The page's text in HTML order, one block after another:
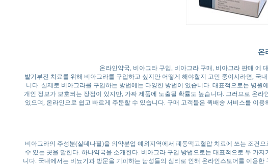
온
온라인약국, 비아그라 구입, 비아그라 구매, 비아그라 판매 에
발기부전 치료를 위해 비아그라를 구입하고 싶지만 어떻게 해야할지 고민 중이시라면,
니다. 실제로 비아그라를 구입하는 방법에는 다양한 방법이 있습니다. 대표적으로는 병
개인 정보가 보호되는 장점이 있지만, 가짜 제품에 노출될 확률도 높습니다. 그러므로 온
있으며, 온라인으로 쉽고 빠르게 주문할 수 있습니다. 구매 고객들은 퀵배송 서비스를 이
비아그라의 주성분(실데나필)을 의약분업 예외지역에서 폐동맥고혈압 치료에 쓰는 조건
수 있는 곳을 말한다. 하나약국을 소개한다. 비아그라 구입 방법으로는 대표적으로 두 가
니다. 국내에서는 비뇨기과 방문을 기피하는 남성들의 심리로 인해 온라인스토어를 이용